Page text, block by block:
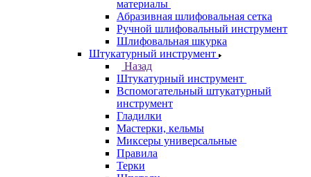
материалы
Абразивная шлифовальная сетка
Ручной шлифовальный инструмент
Шлифовальная шкурка
Штукатурный инструмент
Назад
Штукатурный инструмент
Вспомогательный штукатурный
инструмент
Гладилки
Мастерки, кельмы
Миксеры универсальные
Правила
Терки